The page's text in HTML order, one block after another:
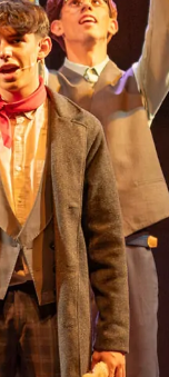
puerto huelva
una noche de música
junto a la ría
alumbrado
puerto huelva
agradecimiento al
de Huelva
alumbrado
puerto huelva
entrevista a Pablo
del Liceo
de la Música de